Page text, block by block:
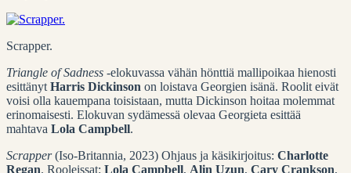
Scrapper.
Triangle of Sadness -elokuvassa vähän hönttiä mallipoikaa hienosti
esittänyt Harris Dickinson on loistava Georgien isänä. Roolit eivät
voisi olla kauempana toisistaan, mutta Dickinson hoitaa molemmat
erinomaisesti. Elokuvan sydämessä olevaa Georgieta esittää
mahtava Lola Campbell.
Scrapper(Iso-Britannia, 2023) Ohjaus ja käsikirjoitus: Charlotte
Regan. Rooleissat: Lola Campbell, Alin Uzun, Cary Crankson,